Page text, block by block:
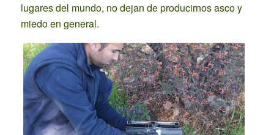
lugares del mundo, no dejan de producirnos asco y
miedo en general.